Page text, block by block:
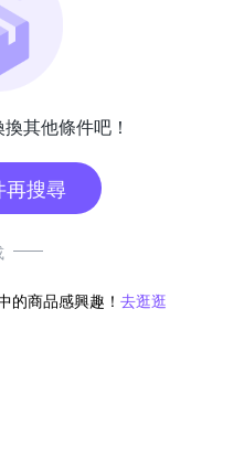
其他條件吧！
再搜尋
的商品感興趣！ 去逛逛